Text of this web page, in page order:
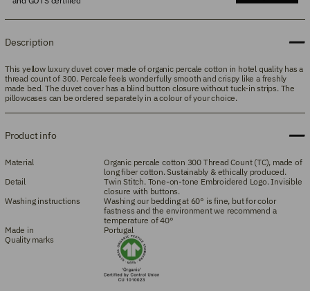
Description
This yellow luxury duvet cover made of organic percale cotton in hotel quality has a
thread count of 300. Percale feels wonderfully smooth and crispy like a freshly
made bed. The duvet cover has a blind button closure without tuck-in strips. The
pillowcases can be ordered separately in a colour of your choice.
Product info
Material
Organic percale cotton 300 Thread Count (TC), made of
long fiber cotton. Sustainably & ethically produced.
Detail
Twin Stitch. Tone-on-tone Embroidered Logo. Invisible
closure with buttons.
Washing instructions
Washing our bedding at 60° is fine, but for color
fastness and the environment we recommend a
temperature of 40°
Made in
Portugal
Quality marks